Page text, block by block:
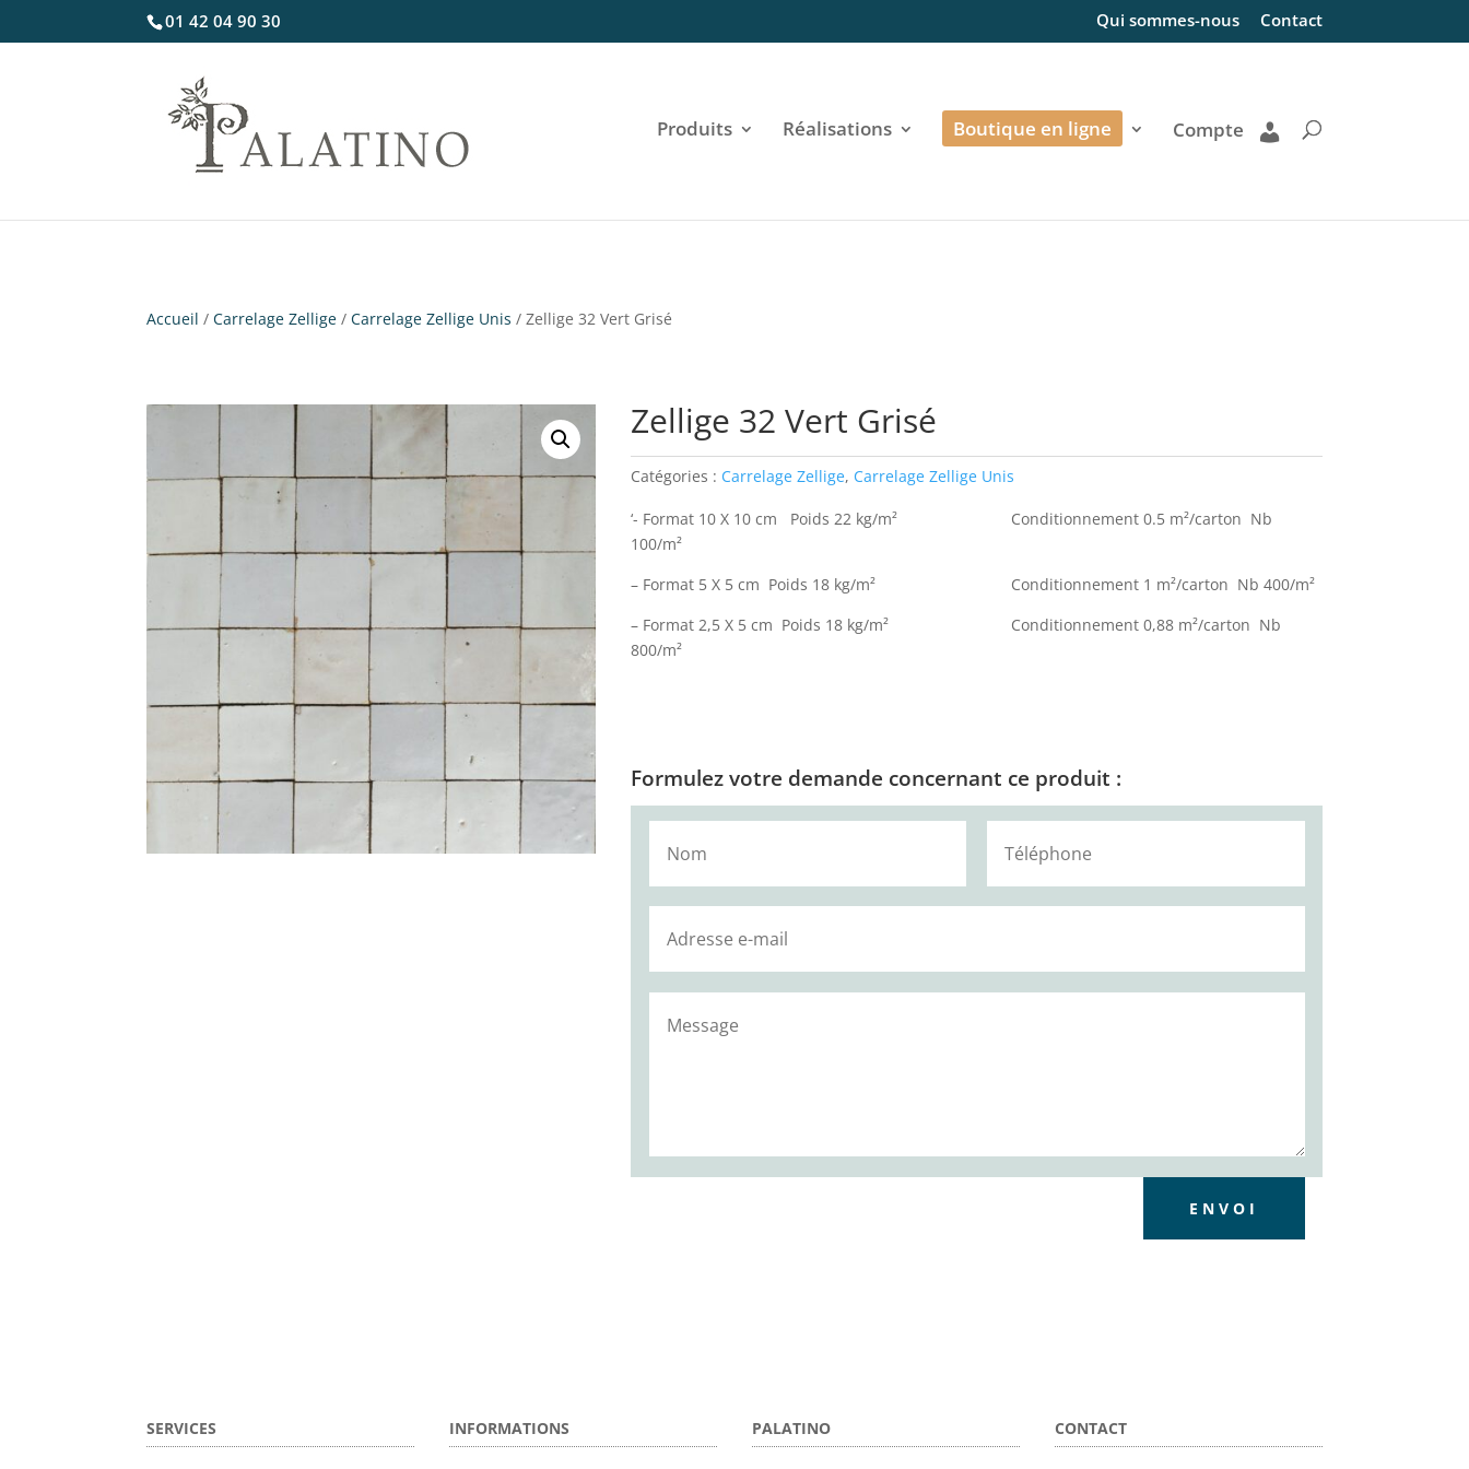
01 42 04 90 30 Qui sommes-nous Contact
Produits Réalisations Boutique en ligne Compte
Accueil /Carrelage Zellige /Carrelage Zellige Unis / Zellige 32 Vert Grisé
Zellige 32 Vert Grisé
Catégories : Carrelage Zellige, Carrelage Zellige Unis
‘- Format 10 X 10 cm Poids 22 kg/m² Conditionnement 0.5 m²/carton Nb
100/m²
– Format 5 X 5 cm Poids 18 kg/m² Conditionnement 1 m²/carton Nb 400/m²
– Format 2,5 X 5 cm Poids 18 kg/m² Conditionnement 0,88 m²/carton Nb
800/m²
Formulez votre demande concernant ce produit :
ENVOI
SERVICES INFORMATIONS PALATINO CONTACT